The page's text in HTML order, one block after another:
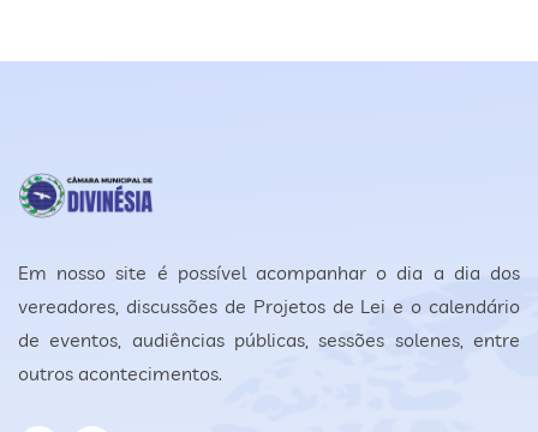
Em nosso site é possível acompanhar o dia a dia dos
vereadores, discussões de Projetos de Lei e o calendário
de eventos, audiências públicas, sessões solenes, entre
outros acontecimentos.